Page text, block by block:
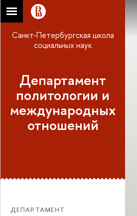
Санкт-Петербургская школа
социальных наук
Департамент
политологии и
международных
отношений
ДЕПАРТАМЕНТ